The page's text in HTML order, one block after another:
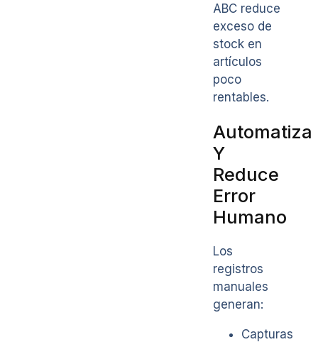
ABC reduce
exceso de
stock en
artículos
poco
rentables.
Automatiza
Y
Reduce
Error
Humano
Los
registros
manuales
generan:
Capturas